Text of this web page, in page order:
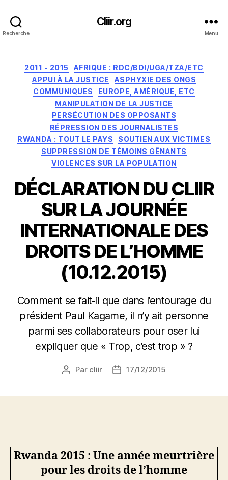
Recherche
Cliir.org
Menu
Catégories
2011 - 2015
AFRIQUE : RDC/BDI/UGA/TZA/ETC
APPUI À LA JUSTICE
ASPHYXIE DES ONGS
COMMUNIQUES
EUROPE, AMÉRIQUE, ETC
MANIPULATION DE LA JUSTICE
PERSÉCUTION DES OPPOSANTS
RÉPRESSION DES JOURNALISTES
RWANDA : TOUT LE PAYS
SOUTIEN AUX VICTIMES
SUPPRESSION DE TÉMOINS GÊNANTS
VIOLENCES SUR LA POPULATION
DÉCLARATION DU CLIIR
SUR LA JOURNÉE
INTERNATIONALE DES
DROITS DE L’HOMME
(10.12.2015)
Comment se fait-il que dans l’entourage du
président Paul Kagame, il n’y ait personne
parmi ses collaborateurs pour oser lui
expliquer que « Trop, c’est trop » ?
Auteur
Par cliir
Date17/12/2015
Rwanda 2015 : Une année meurtrière
pour les droits de l’homme